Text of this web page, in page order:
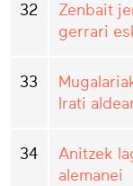
32
Zenbait
gerrari
33
Irati
34
Anitzek
alemanei